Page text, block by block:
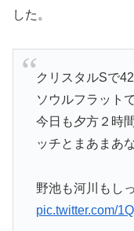
した。
クリスタルSで
ソウルフラット
今日も夕方２時
ッチとまあまあ
野池も河川もし
pic.twitter.com/